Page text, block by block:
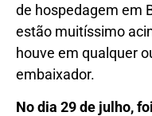
de hospedagem em
estão muitíssimo
houve em qualquer
embaixador.
No dia 29 de julho,